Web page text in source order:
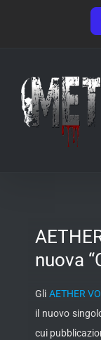
nuova
Gli AETHER
il nuovo
cui